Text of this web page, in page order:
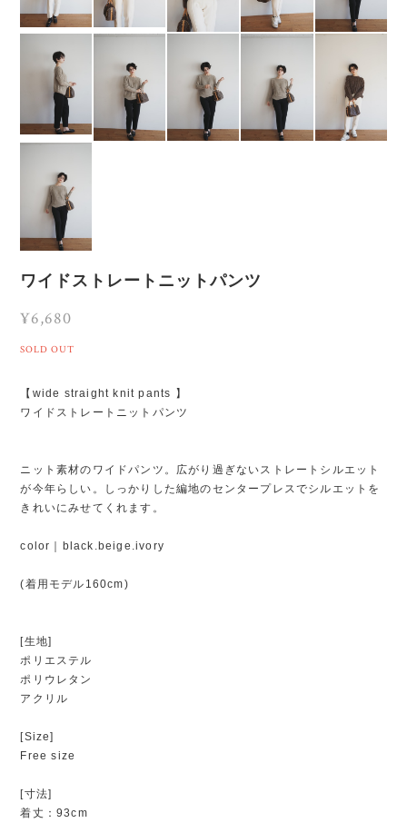
ワイドストレートニットパンツ
¥6,680
SOLD OUT
【wide straight knit pants 】
ワイドストレートニットパンツ
ニット素材のワイドパンツ。広がり過ぎないストレートシルエット
が今年らしい。しっかりした編地のセンタープレスでシルエットを
きれいにみせてくれます。
color｜black.beige.ivory
(着用モデル160cm)
[生地]
ポリエステル
ポリウレタン
アクリル
[Size]
Free size
[寸法]
着丈：93cm